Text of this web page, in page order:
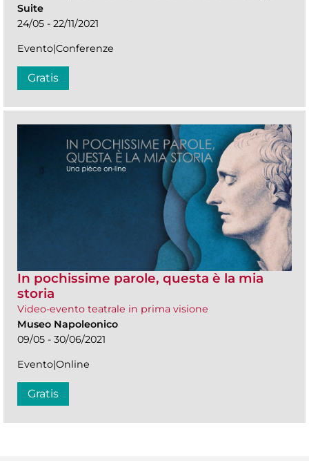
Suite
24/05 - 22/11/2021
Evento|Conferenze
Gratis
In pochissime parole, questa è la mia
storia
Video-evento teatrale in prima visione
Museo Napoleonico
09/05 - 30/06/2021
Evento|Online
Gratis